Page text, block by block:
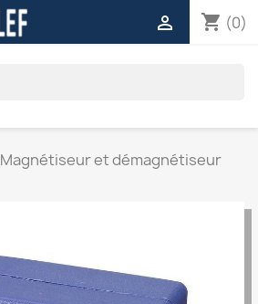
shopping_cart (0)

Magnétiseur et démagnétiseur